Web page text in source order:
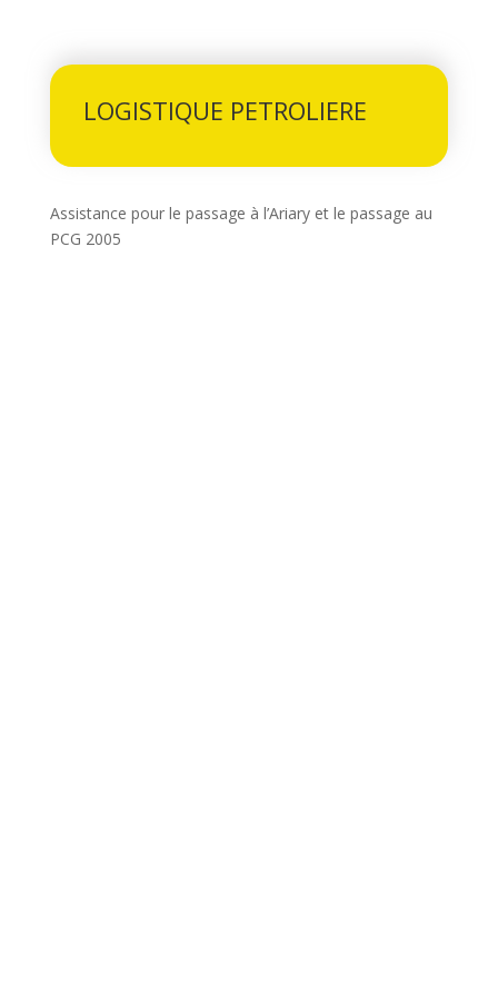
LOGISTIQUE PETROLIERE
Assistance pour le passage à l’Ariary et le passage au
PCG 2005